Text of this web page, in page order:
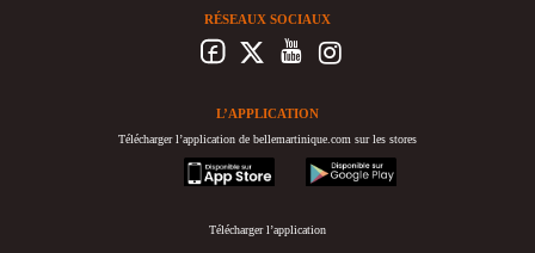
RÉSEAUX SOCIAUX
L’APPLICATION
Télécharger l’application de bellemartinique.com sur les stores
appstore
googleplay
Télécharger l’application